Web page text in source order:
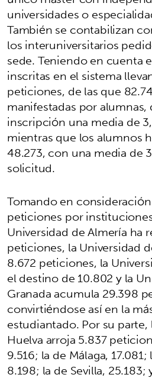
universidades o
También se contabilizan
los interuniversitarios
sede. Teniendo en cuenta
inscritas en el sistema
peticiones, de las que
manifestadas por
inscripción una media de
mientras que los alumnos
48.273, con una media de
solicitud.
Tomando en
peticiones por
Universidad de Almería ha
peticiones, la Universidad
8.672 peticiones, la
el destino de 10.802 y la
Granada acumula 29.398
convirtiéndose así en la
estudiantado. Por su
Huelva arroja 5.837
9.516; la de Málaga,
8.198; la de Sevilla, 25.183;